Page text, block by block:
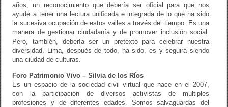
años, un reconocimiento que debería ser oﬁcial para que nos
ayude a tener una lectura uniﬁcada e integrada de lo que ha sido
la sucesiva ocupación de estos valles a través del tiempo. Es una
manera de gestionar ciudadanía y de promover inclusión social.
Pero, también, debería ser un pretexto para celebrar nuestra
diversidad. Lima, después de todo, ha sido, es y seguirá siendo
una ciudad de culturas.
Foro Patrimonio Vivo – Silvia de los Ríos
Es un espacio de la sociedad civil virtual que nace en el 2007,
con la participación de diversos activistas de múltiples
profesiones y de diferentes edades. Somos salvaguardas del